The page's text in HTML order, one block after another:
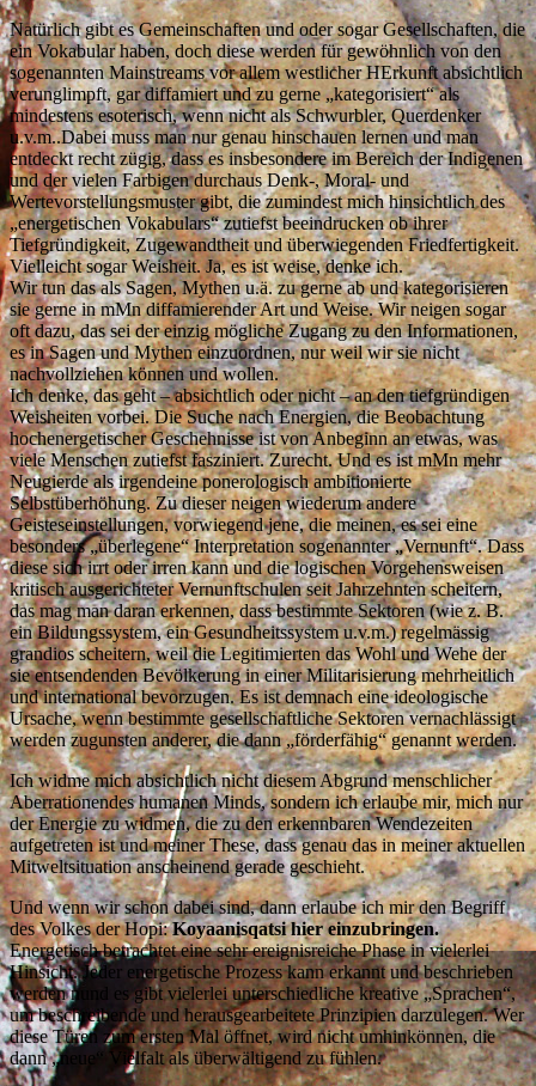
Natürlich gibt es Gemeinschaften und oder sogar Gesellschaften, die
ein Vokabular haben, doch diese werden für gewöhnlich von den
sogenannten Mainstreams vor allem westlicher HErkunft absichtlich
verunglimpft, gar diffamiert und zu gerne „kategorisiert“ als
mindestens esoterisch, wenn nicht als Schwurbler, Querdenker
u.v.m..Dabei muss man nur genau hinschauen lernen und man
entdeckt recht zügig, dass es insbesondere im Bereich der Indigenen
und der vielen Farbigen durchaus Denk-, Moral- und
Wertevorstellungsmuster gibt, die zumindest mich hinsichtlich des
„energetischen Vokabulars“ zutiefst beeindrucken ob ihrer
Tiefgründigkeit, Zugewandtheit und überwiegenden Friedfertigkeit.
Vielleicht sogar Weisheit. Ja, es ist weise, denke ich.
Wir tun das als Sagen, Mythen u.ä. zu gerne ab und kategorisieren
sie gerne in mMn diffamierender Art und Weise. Wir neigen sogar
oft dazu, das sei der einzig mögliche Zugang zu den Informationen,
es in Sagen und Mythen einzuordnen, nur weil wir sie nicht
nachvollziehen können und wollen.
Ich denke, das geht – absichtlich oder nicht – an den tiefgründigen
Weisheiten vorbei. Die Suche nach Energien, die Beobachtung
hochenergetischer Geschehnisse ist von Anbeginn an etwas, was
viele Menschen zutiefst fasziniert. Zurecht. Und es ist mMn mehr
Neugierde als irgendeine ponerologisch ambitionierte
Selbstüberhöhung. Zu dieser neigen wiederum andere
Geisteseinstellungen, vorwiegend jene, die meinen, es sei eine
besonders „überlegene“ Interpretation sogenannter „Vernunft“. Dass
diese sich irrt oder irren kann und die logischen Vorgehensweisen
kritisch ausgerichteter Vernunftschulen seit Jahrzehnten scheitern,
das mag man daran erkennen, dass bestimmte Sektoren (wie z. B.
ein Bildungssystem, ein Gesundheitssystem u.v.m.) regelmässig
grandios scheitern, weil die Legitimierten das Wohl und Wehe der
sie entsendenden Bevölkerung in einer Militarisierung mehrheitlich
und international bevorzugen. Es ist demnach eine ideologische
Ursache, wenn bestimmte gesellschaftliche Sektoren vernachlässigt
werden zugunsten anderer, die dann „förderfähig“ genannt werden.
Ich widme mich absichtlich nicht diesem Abgrund menschlicher
Aberrationendes humanen Minds, sondern ich erlaube mir, mich nur
der Energie zu widmen, die zu den erkennbaren Wendezeiten
aufgetreten ist und meiner These, dass genau das in meiner aktuellen
Mitweltsituation anscheinend gerade geschieht.
Und wenn wir schon dabei sind, dann erlaube ich mir den Begriff
des Volkes der Hopi:Koyaanisqatsi hier einzubringen.
Energetisch betrachtet eine sehr ereignisreiche Phase in vielerlei
Hinsicht. Jeder energetische Prozess kann erkannt und beschrieben
werden nund es gibt vielerlei unterschiedliche kreative „Sprachen“,
um beschreibende und herausgearbeitete Prinzipien darzulegen. Wer
diese Türen zum ersten Mal öffnet, wird nicht umhinkönnen, die
dann „neue“ Vielfalt als überwältigend zu fühlen.